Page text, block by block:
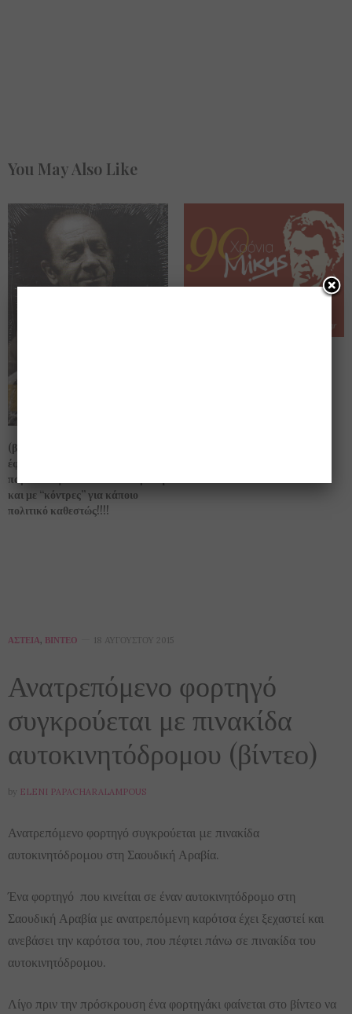
You May Also Like
(βίντεο) Ο Γιώργος Ζαμπέτας
έφυγε στις 10-3-1992 ….. με ένα
παράπονο για τον Μ. Θεοδωράκη
και με “κόντρες” για κάποιο
πολιτικό καθεστώς!!!!
ΑΣΤΕΊΑ, ΒΊΝΤΕΟ 18 ΑΥΓΟΎΣΤΟΥ 2015
Ανατρεπόμενο φορτηγό
συγκρούεται με πινακίδα
αυτοκινητόδρομου (βίντεο)
by ELENI PAPACHARALAMPOUS
Ανατρεπόμενο φορτηγό συγκρούεται με πινακίδα
αυτοκινητόδρομου στη Σαουδική Αραβία.
Ένα φορτηγό που κινείται σε έναν αυτοκινητόδρομο στη
Σαουδική Αραβία με ανατρεπόμενη καρότσα έχει ξεχαστεί και
ανεβάσει την καρότσα του, που πέφτει πάνω σε πινακίδα του
αυτοκινητόδρομου.
Λίγο πριν την πρόσκρουση ένα φορτηγάκι φαίνεται στο βίντεο να